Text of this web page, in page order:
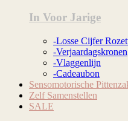
In Voor Jarige
-Losse Cijfer
-Verjaardagskronen
-Vlaggenlijn
-Cadeaubon
Sensomotorische
Zelf Samenstellen
SALE